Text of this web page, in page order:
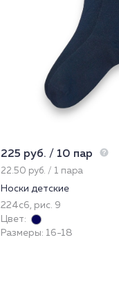
225 руб. / 10 пар
22.50 руб. / 1 пара
Носки детские
224с6, рис. 9
Цвет:
Размеры: 16-18